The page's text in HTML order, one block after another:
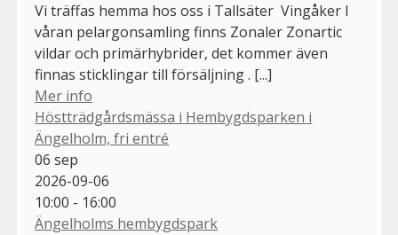
Vi träffas hemma hos oss i Tallsäter Vingåker I
våran pelargonsamling finns Zonaler Zonartic
vildar och primärhybrider, det kommer även
finnas sticklingar till försäljning . [...]
Mer info
Höstträdgårdsmässa i Hembygdsparken i
Ängelholm, fri entré
06 sep
2026-09-06
10:00 - 16:00
Ängelholms hembygdspark